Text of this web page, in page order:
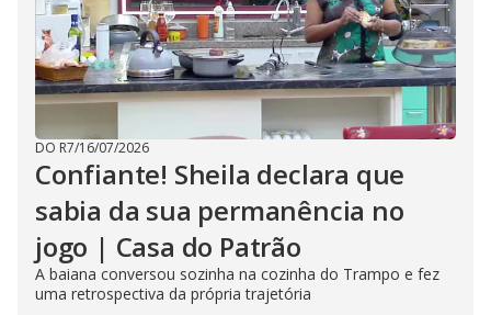
DO R7/16/07/2026
Confiante! Sheila declara que
sabia da sua permanência no
jogo | Casa do Patrão
A baiana conversou sozinha na cozinha do Trampo e fez
uma retrospectiva da própria trajetória